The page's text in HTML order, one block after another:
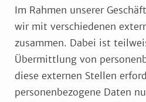
Im Rahmen unserer
wir mit verschiedenen
zusammen. Dabei ist
Übermittlung von
diese externen Stellen
personenbezogene Daten